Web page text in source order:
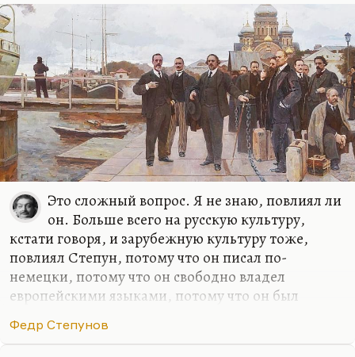
трудности языка. Я же знаю его в основном в
изложении гегельянцев – философии права по
Ильину, который написал двухтомник на эту
тему. Но это двухтомник очень…
Это сложный вопрос. Я не знаю, повлиял ли
он. Больше всего на русскую культуру,
кстати говоря, и зарубежную культуру тоже,
повлиял Степун, потому что он писал по-
немецки, потому что он свободно владел
европейскими языками, потому что он был
повлиял гораздо меньше, потому что он строгим
Федр Степунов